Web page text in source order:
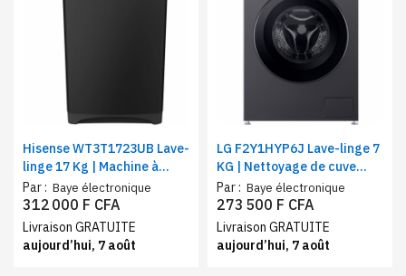
Hisense WT3T1723UB Lave-
linge 17 Kg | Machine à
charge supérieure, classe
A, 12 programmes, vitesse
de rotation(RPM) 700
Par : Baye électronique
312 000 F CFA
Livraison GRATUITE
aujourd’hui, 7 août
LG F2Y1HYP6J Lave-linge 7
KG | Nettoyage de cuve
(Tub Clean) | 6 Motion Direct
Drive™ | Steam +| Smart
Diagnosis™ | Classe A+++
Par : Baye électronique
273 500 F CFA
Livraison GRATUITE
aujourd’hui, 7 août